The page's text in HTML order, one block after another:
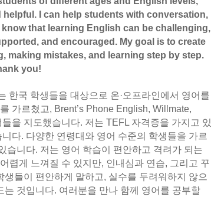
I can help students with conversation,
that learning English can be challenging,
and encouraged. My goal is to create
making mistakes, and learning step by step.
you!
한국 학생들을 대상으로 온·오프라인에서 영어를
가르쳤고, Brent’s Phone English, Willmate,
을 지도했습니다. 저는 TEFL 자격증을 가지고 있
다. 다양한 연령대와 영어 수준의 학생들을 가르
습니다. 저는 영어 학습이 편안하고 격려가 되는
렵게 느껴질 수 있지만, 인내심과 연습, 그리고 꾸
들이 편안하게 말하고, 실수를 두려워하지 않으
것입니다. 여러분을 만나 함께 영어를 공부할